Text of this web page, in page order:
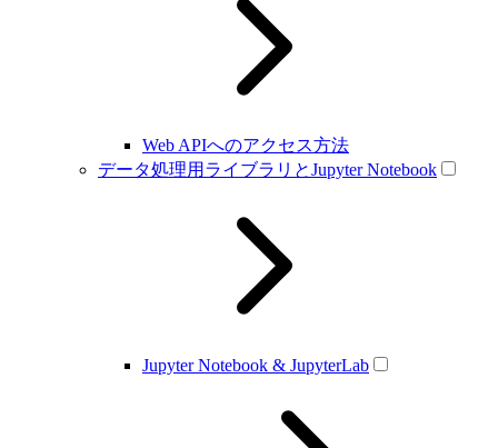
Web APIへのアクセス方法
データ処理用ライブラリとJupyter Notebook
Jupyter Notebook & JupyterLab